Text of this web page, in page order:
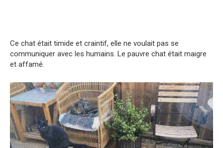
Ce chat était timide et craintif, elle ne voulait pas se
communiquer avec les humains. Le pauvre chat était maigre
et affamé.